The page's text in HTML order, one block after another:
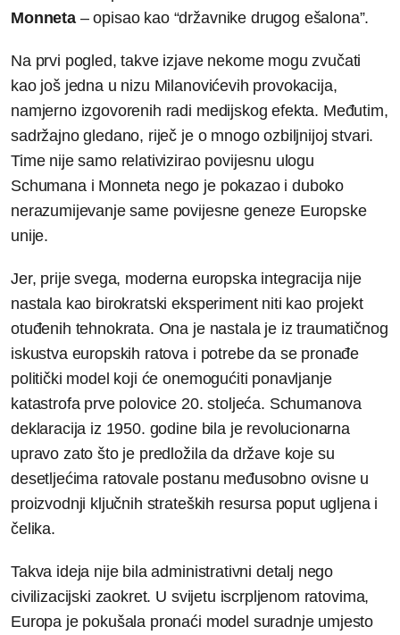
Monneta– opisao kao “državnike drugog ešalona”.
Na prvi pogled, takve izjave nekome mogu zvučati
kao još jedna u nizu Milanovićevih provokacija,
namjerno izgovorenih radi medijskog efekta. Međutim,
sadržajno gledano, riječ je o mnogo ozbiljnijoj stvari.
Time nije samo relativizirao povijesnu ulogu
Schumana i Monneta nego je pokazao i duboko
nerazumijevanje same povijesne geneze Europske
unije.
Jer, prije svega, moderna europska integracija nije
nastala kao birokratski eksperiment niti kao projekt
otuđenih tehnokrata. Ona je nastala je iz traumatičnog
iskustva europskih ratova i potrebe da se pronađe
politički model koji će onemogućiti ponavljanje
katastrofa prve polovice 20. stoljeća. Schumanova
deklaracija iz 1950. godine bila je revolucionarna
upravo zato što je predložila da države koje su
desetljećima ratovale postanu međusobno ovisne u
proizvodnji ključnih strateških resursa poput ugljena i
čelika.
Takva ideja nije bila administrativni detalj nego
civilizacijski zaokret. U svijetu iscrpljenom ratovima,
Europa je pokušala pronaći model suradnje umjesto